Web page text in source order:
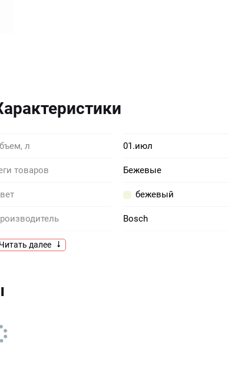
л 01.июл
товаров Бежевые
бежевый
Bosch
нагревательного
Lift Switch
Читать далее